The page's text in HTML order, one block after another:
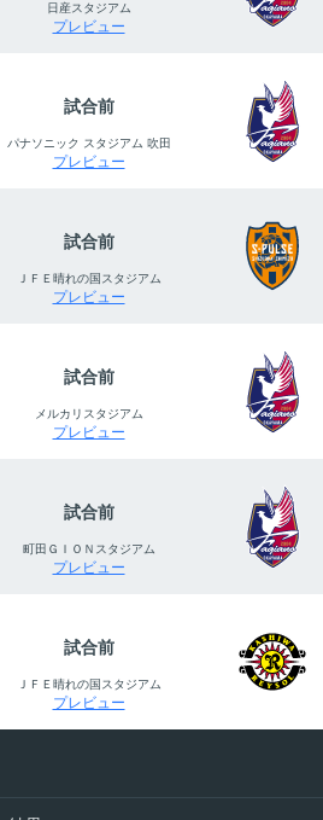
日産スタジアム
プレビュー
試合前
パナソニック スタジアム 吹田
プレビュー
試合前
ＪＦＥ晴れの国スタジアム
プレビュー
試合前
メルカリスタジアム
プレビュー
試合前
町田ＧＩＯＮスタジアム
プレビュー
試合前
ＪＦＥ晴れの国スタジアム
プレビュー